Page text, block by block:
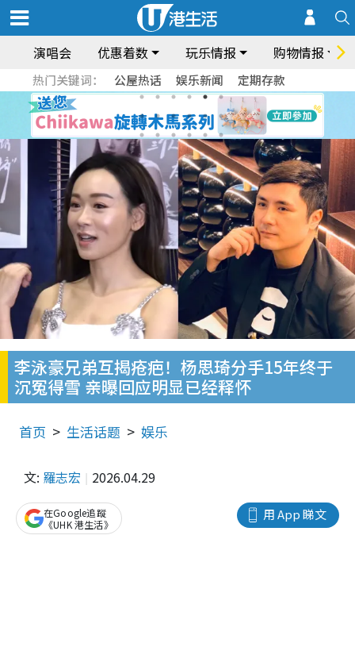
演唱会 优惠着数 玩乐情报 购物情报
热门关键词： 公屋热话 娱乐新闻 定期存款
李泳豪兄弟互揭疮疤！杨思琦分手15年终于
沉冤得雪 亲曝回应明显已经释怀
首页 生活话题 娱乐
文: 羅志宏 2026.04.29
用 App 睇文
在Google追蹤
《UHK 港生活》